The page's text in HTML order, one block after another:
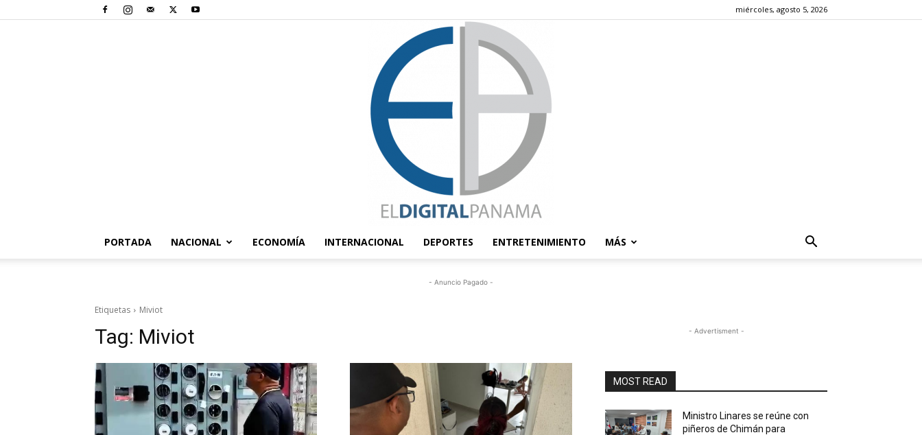
miércoles, agosto 5, 2026
PORTADA NACIONAL ECONOMÍA INTERNACIONAL DEPORTES ENTRETENIMIENTO MÁS
- Anuncio Pagado -
Etiquetas Miviot
Tag: Miviot - Advertisment -
MOST READ
Ministro Linares se reúne con
piñeros de Chimán para